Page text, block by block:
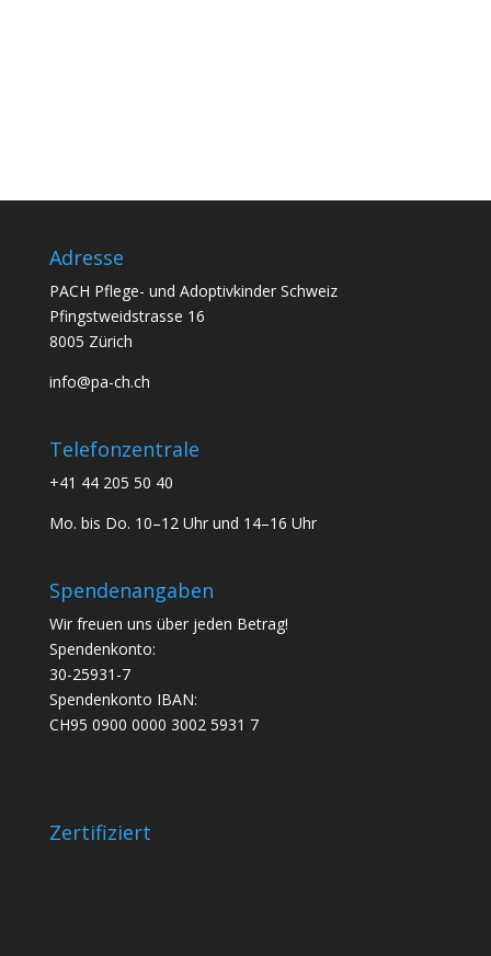
Adresse
PACH Pflege- und Adoptivkinder Schweiz
Pfingstweidstrasse 16
8005 Zürich
info@pa-ch.ch
Telefonzentrale
+41 44 205 50 40
Mo. bis Do. 10–12 Uhr und 14–16 Uhr
Spendenangaben
Wir freuen uns über jeden Betrag!
Spendenkonto:
30-25931-7
Spendenkonto IBAN:
CH95 0900 0000 3002 5931 7
Zertifiziert